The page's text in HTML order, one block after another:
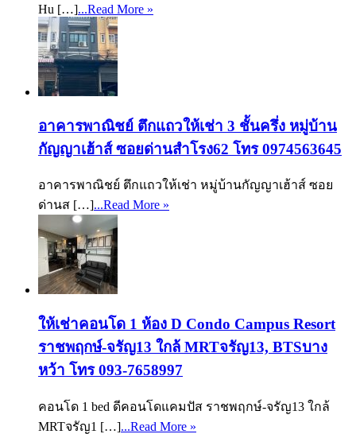
Hu […]...Read More »
อาคารพาณิชย์ ตึกแถวให้เช่า 3 ชั้นครึ่ง หมู่บ้าน
กัญญาเฮ้าส์ ซอยด่านสำโรง62 โทร 0974563645
อาคารพาณิชย์ ตึกแถวให้เช่า หมู่บ้านกัญญาเฮ้าส์ ซอย
ด่านส […]...Read More »
ให้เช่าคอนโด 1 ห้อง D Condo Campus Resort
ราชพฤกษ์-จรัญ13 ใกล้ MRTจรัญ13, BTSบาง
หว้า โทร 093-7658997
คอนโด 1 bed ดีคอนโดแคมปัส ราชพฤกษ์-จรัญ13 ใกล้
MRTจรัญ1 […]...Read More »